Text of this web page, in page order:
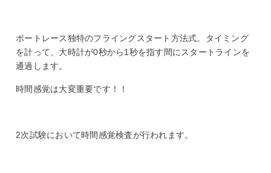
ボートレース独特のフライングスタート方法式。タイミング
を計って、大時計が0秒から1秒を指す間にスタートラインを
通過します。
時間感覚は大変重要です！！
2次試験において時間感覚検査が行われます。